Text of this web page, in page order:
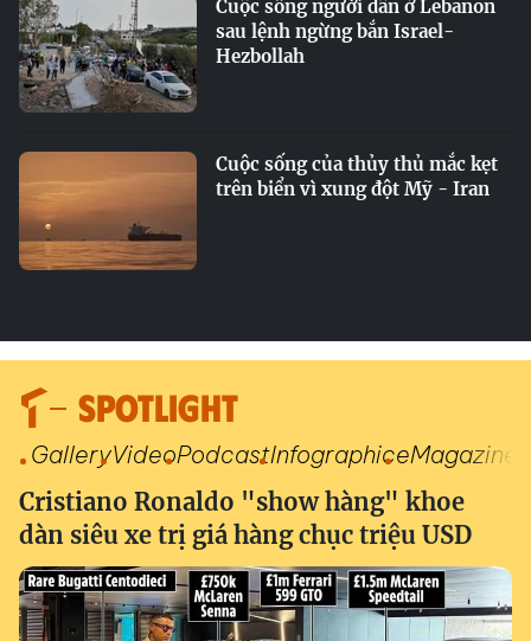
Cuộc sống người dân ở Lebanon
sau lệnh ngừng bắn Israel-
Hezbollah
Cuộc sống của thủy thủ mắc kẹt
trên biển vì xung đột Mỹ - Iran
SPOTLIGHT
GalleryVideoPodcastInfographiceMagazine
Cristiano Ronaldo "show hàng" khoe
dàn siêu xe trị giá hàng chục triệu USD